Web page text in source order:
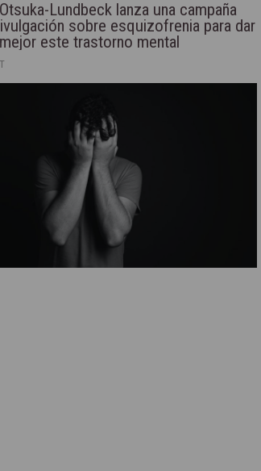
Lundbeck lanza una campaña
sobre esquizofrenia para dar
este trastorno mental